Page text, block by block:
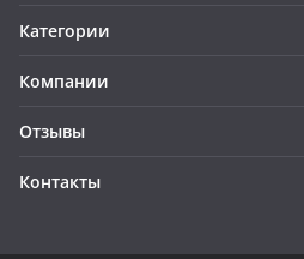
Категории
Компании
Отзывы
Контакты